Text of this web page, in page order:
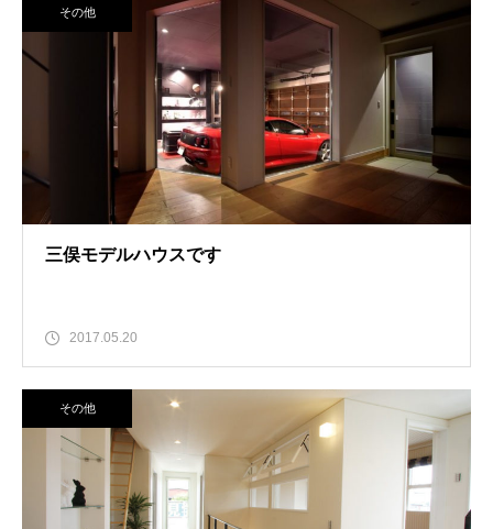
その他
三俣モデルハウスです
2017.05.20
その他